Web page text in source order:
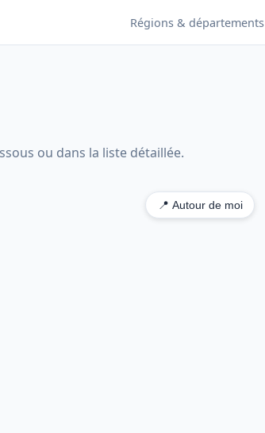
Régions & départements
ou dans la liste détaillée.
📍 Autour de moi